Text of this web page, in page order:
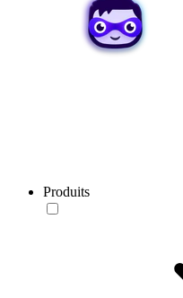
Produits